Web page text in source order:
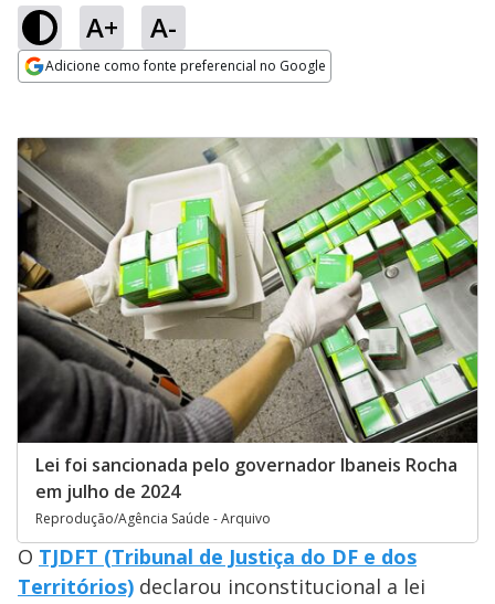
A+ A-
Adicione como fonte preferencial no Google
Lei foi sancionada pelo governador Ibaneis Rocha
em julho de 2024
Reprodução/Agência Saúde - Arquivo
O TJDFT (Tribunal de Justiça do DF e dos
Territórios) declarou inconstitucional a lei